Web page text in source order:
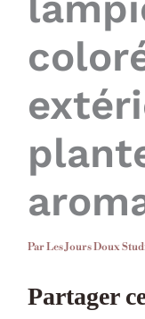
ParLes Jours Doux
Partager